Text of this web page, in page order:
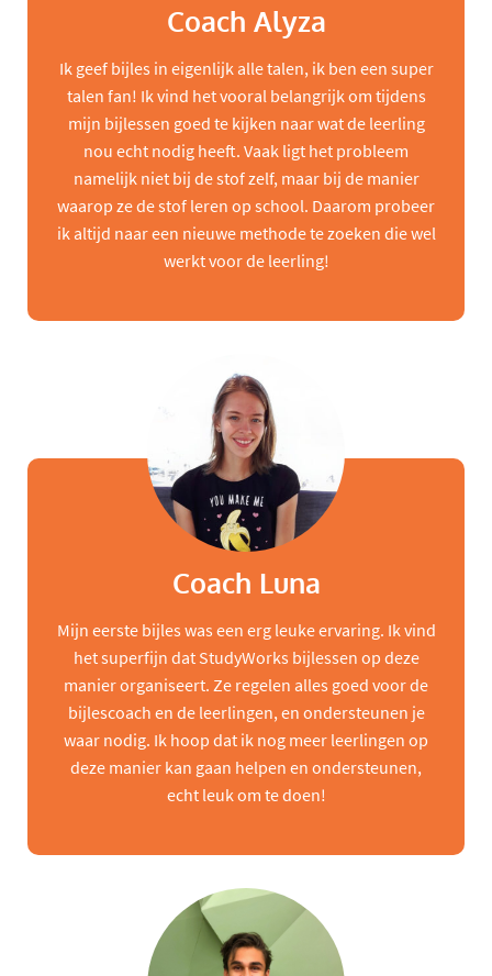
Coach Alyza
Ik geef bijles in eigenlijk alle talen, ik ben een super
talen fan! Ik vind het vooral belangrijk om tijdens
mijn bijlessen goed te kijken naar wat de leerling
nou echt nodig heeft. Vaak ligt het probleem
namelijk niet bij de stof zelf, maar bij de manier
waarop ze de stof leren op school. Daarom probeer
ik altijd naar een nieuwe methode te zoeken die wel
werkt voor de leerling!
Coach Luna
Mijn eerste bijles was een erg leuke ervaring. Ik vind
het superfijn dat StudyWorks bijlessen op deze
manier organiseert. Ze regelen alles goed voor de
bijlescoach en de leerlingen, en ondersteunen je
waar nodig. Ik hoop dat ik nog meer leerlingen op
deze manier kan gaan helpen en ondersteunen,
echt leuk om te doen!